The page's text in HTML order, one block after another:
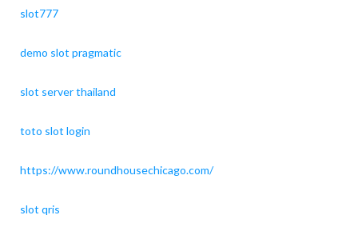
slot777
demo slot pragmatic
slot server thailand
toto slot login
https://www.roundhousechicago.com/
slot qris